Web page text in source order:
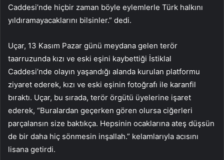
Caddesi’nde hiçbir zaman böyle eylemlerle Türk halkını
yıldıramayacaklarını bilsinler.” dedi.
Uçar, 13 Kasım Pazar günü meydana gelen terör
taarruzunda kızı ve eski eşini kaybettiği İstiklal
Caddesi’nde olayın yaşandığı alanda kurulan platformu
ziyaret ederek, kızı ve eski eşinin fotoğrafı ile karanfil
bıraktı. Uçar, bu sırada, terör örgütü üyelerine işaret
ederek, “Buralardan geçerken gören olursa ciğerleri
parçalansın size baktıkça. Hepsinin ocaklarına ateş düşsün
de bir daha hiç sönmesin inşallah.” kelamlarıyla acısını
lisana getirdi.